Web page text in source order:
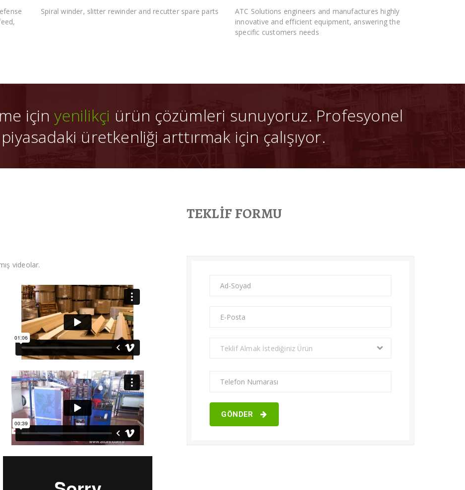
Spiral winder, slitter rewinder and recutter spare parts
ATC Solutions engineers and manufactures highly
innovative and efficient equipment, answering the
specific customers needs
için yenilikçi ürün çözümleri sunuyoruz. Profesyonel
üretkenliği arttırmak için çalışıyor.
videolar.
TEKLİF FORMU
Teklif Almak İstediğiniz Ürün
GÖNDER